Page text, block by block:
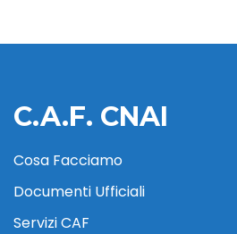
C.A.F. CNAI
Cosa Facciamo
Documenti Ufficiali
Servizi CAF